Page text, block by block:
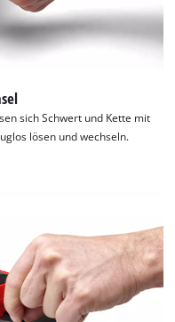
sich Schwert und Kette mit
lösen und wechseln.